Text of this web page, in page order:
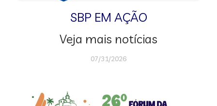
SBP EM AÇÃO
Veja mais notícias
07/31/2026